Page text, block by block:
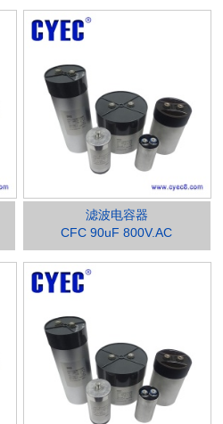
滤波电容器
CFC 90uF 800V.AC